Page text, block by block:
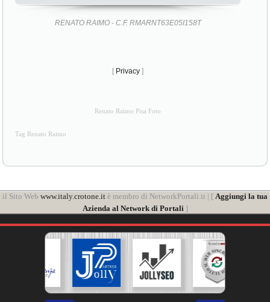
RENATO RAIMO - C.F. RMARNT63E05I158T
[ Privacy ]
Renato Raimo Pisa Foto
Tag Renato Raimo
il Sito Web www.italy.crotone.it è membro di NetworkPortali.it | [ Aggiungi la tua
Azienda al Network di Portali]